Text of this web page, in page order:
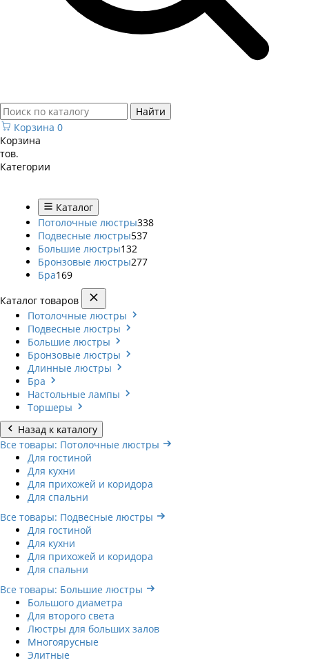
Найти
Корзина 0
Корзина
тов.
Категории
Каталог
Потолочные люстры338
Подвесные люстры537
Большие люстры132
Бронзовые люстры277
Бра169
Каталог товаров
Потолочные люстры
Подвесные люстры
Большие люстры
Бронзовые люстры
Длинные люстры
Бра
Настольные лампы
Торшеры
Назад к каталогу
Все товары: Потолочные люстры
Для гостиной
Для кухни
Для прихожей и коридора
Для спальни
Все товары: Подвесные люстры
Для гостиной
Для кухни
Для прихожей и коридора
Для спальни
Все товары: Большие люстры
Большого диаметра
Для второго света
Люстры для больших залов
Многоярусные
Элитные